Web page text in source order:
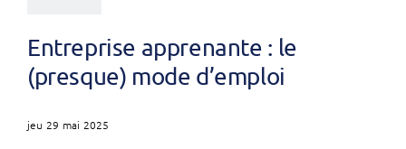
Entreprise apprenante : le
(presque) mode d’emploi
jeu 29 mai 2025